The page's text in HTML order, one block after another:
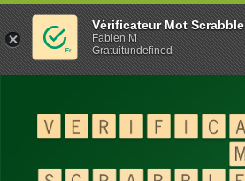
Vérificateur Mot Scrabble
Fabien M
Gratuitundefined